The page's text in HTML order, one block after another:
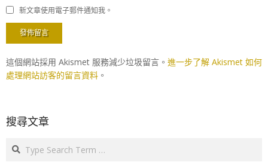
新文章使用電子郵件通知我。
這個網站採用 Akismet 服務減少垃圾留言。 進一步了解 Akismet 如何
處理網站訪客的留言資料 。
搜尋文章
Search